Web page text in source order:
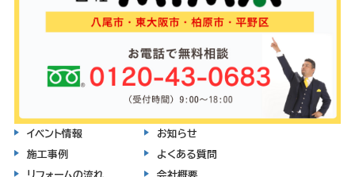
イベント情報
施工事例
リフォームの流れ
お知らせ
よくある質問
会社概要